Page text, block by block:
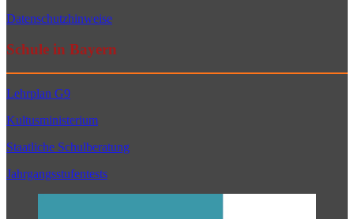
Datenschutzhinweise
Schule in Bayern
Lehrplan G9
Kultusministerium
Staatliche Schulberatung
Jahrgangsstufentests